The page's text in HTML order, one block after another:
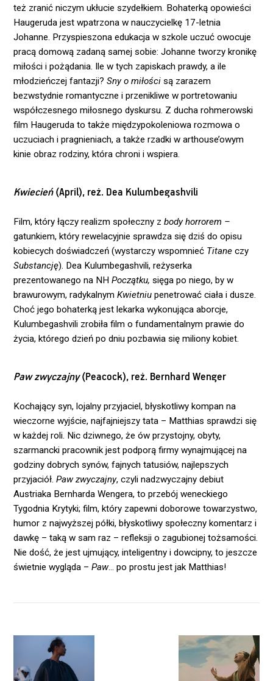
też zranić niczym ukłucie szydełkiem. Bohaterką opowieści
Haugeruda jest wpatrzona w nauczycielkę 17-letnia
Johanne. Przyspieszona edukacja w szkole uczuć owocuje
pracą domową zadaną samej sobie: Johanne tworzy kronikę
miłości i pożądania. Ile w tych zapiskach prawdy, a ile
młodzieńczej fantazji?Sny o miłości są zarazem
bezwstydnie romantyczne i przenikliwe w portretowaniu
współczesnego miłosnego dyskursu. Z ducha rohmerowski
film Haugeruda to także międzypokoleniowa rozmowa o
uczuciach i pragnieniach, a także rzadki w arthouse’owym
kinie obraz rodziny, która chroni i wspiera.
Kwiecień (April), reż. Dea Kulumbegashvili
Film, który łączy realizm społeczny zbody horrorem –
gatunkiem, który rewelacyjnie sprawdza się dziś do opisu
kobiecych doświadczeń (wystarczy wspomnieć Titane czy
Substancję). Dea Kulumbegashvili, reżyserka
prezentowanego na NHPoczątku,sięga po niego, by w
brawurowym, radykalnymKwietniu penetrować ciała i dusze.
Choć jego bohaterką jest lekarka wykonująca aborcje,
Kulumbegashvili zrobiła film o fundamentalnym prawie do
życia, którego dzień po dniu pozbawia się miliony kobiet.
Paw zwyczajny(Peacock), reż. Bernhard Wenger
Kochający syn, lojalny przyjaciel, błyskotliwy kompan na
wieczorne wyjście, najfajniejszy tata – Matthias sprawdzi się
w każdej roli. Nic dziwnego, że ów przystojny, obyty,
szarmancki pracownik jest podporą firmy wynajmującej na
godziny dobrych synów, fajnych tatusiów, najlepszych
przyjaciół.Paw zwyczajny, czyli nadzwyczajny debiut
Austriaka Bernharda Wengera, to przebój weneckiego
Tygodnia Krytyki; film, który zapewni doborowe towarzystwo,
humor z najwyższej półki, błyskotliwy społeczny komentarz i
dawkę – taką w sam raz – refleksji o zagubionej tożsamości.
Nie dość, że jest ujmujący, inteligentny i dowcipny, to jeszcze
świetnie wygląda –Paw… po prostu jest jak Matthias!